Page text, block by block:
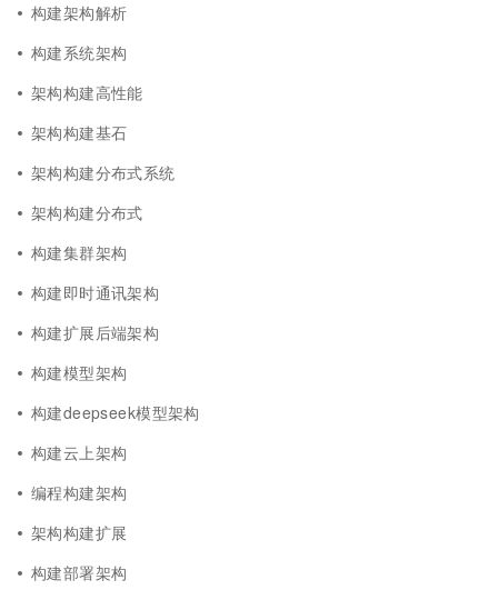
构建架构解析
构建系统架构
架构构建高性能
架构构建基石
架构构建分布式系统
架构构建分布式
构建集群架构
构建即时通讯架构
构建扩展后端架构
构建模型架构
构建deepseek模型架构
构建云上架构
编程构建架构
架构构建扩展
构建部署架构